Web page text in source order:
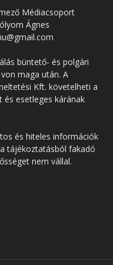
Médiacsoport
Ágnes
büntető- és polgári
maga után. A
Kft. követelheti a
és esetleges kárának
és hiteles információk
tájékoztatásból fakadó
nem vállal.